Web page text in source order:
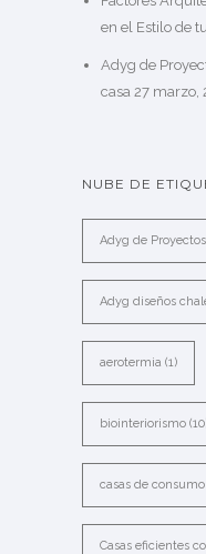
en el Estilo de
Adyg de
casa 27 marzo,
NUBE DE
Adyg de
Adyg diseños
aerotermia (1)
biointeriorismo
casas de
Casas eficientes